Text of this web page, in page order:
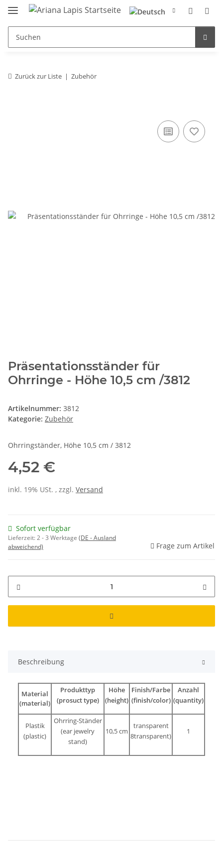
Zurück zur Liste Zubehör
Präsentationsständer für
Ohrringe - Höhe 10,5 cm /3812
Artikelnummer: 3812
Kategorie: Zubehör
Ohrringständer, Höhe 10,5 cm / 3812
4,52 €
inkl. 19% USt. , zzgl. Versand
Sofort verfügbar
Lieferzeit:2 - 3 Werktage (DE - Ausland
abweichend)
Frage zum Artikel
Beschreibung
Material
(material)
Produkttyp
(prosuct type)
Höhe
(height)
Finish/Farbe
(finish/color)
Anzahl
(quantity)
Plastik
(plastic)
Ohrring-Ständer
(ear jewelry
stand)
10,5 cm
transparent
8transparent)
1